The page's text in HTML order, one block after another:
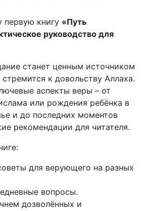
первую книгу «Путь
руководство для
станет ценным источником
к довольству Аллаха.
аспекты веры – от
или рождения ребёнка в
и до последних моментов
рекомендации для читателя.
для верующего на разных
вопросы.
дозволённых и